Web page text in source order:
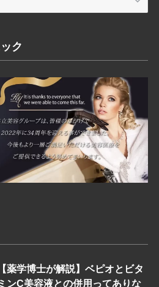
ク
【薬学博士が解説】ベピオとビタ
ンC美容液との併用ってありな